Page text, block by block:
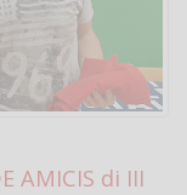
AMICIS di III